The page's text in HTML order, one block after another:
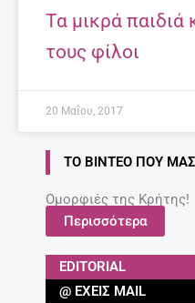
Τα μικρά παιδιά
τους φίλοι
20 Μαΐου, 2017
ΤΟ ΒΊΝΤΕΟ ΠΟΥ
Ομορφιές της Κρήτης!
Περισσότερα
EDITORIAL
@ ΈΧΕΙΣ MAIL